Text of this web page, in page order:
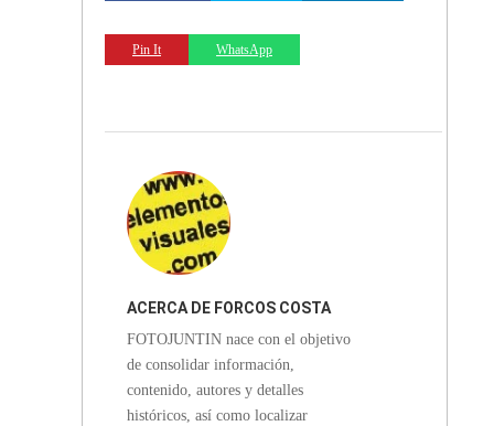
Pin It WhatsApp
ACERCA DE FORCOS COSTA
RICA
FOTOJUNTIN nace con el objetivo
de consolidar información,
contenido, autores y detalles
históricos, así como localizar